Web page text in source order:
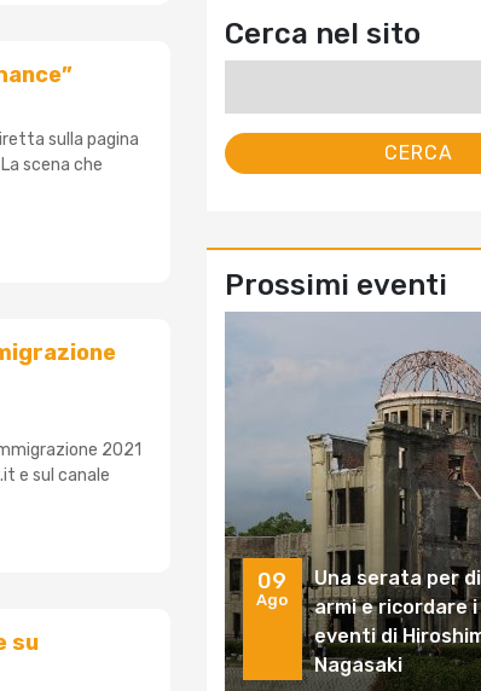
sulla pagina
scena che
2021
e sul canale
su
Cerca nel sito
Prossimi eventi
09
Ago
Una serata per
armi e ricordare
eventi di
Nagasaki